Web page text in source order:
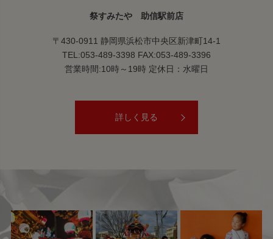
祭すみたや 助信駅前店
〒430-0911 静岡県浜松市中央区新津町14-1
TEL:053-489-3398 FAX:053-489-3396
営業時間:10時～19時 定休日：水曜日
詳しく見る